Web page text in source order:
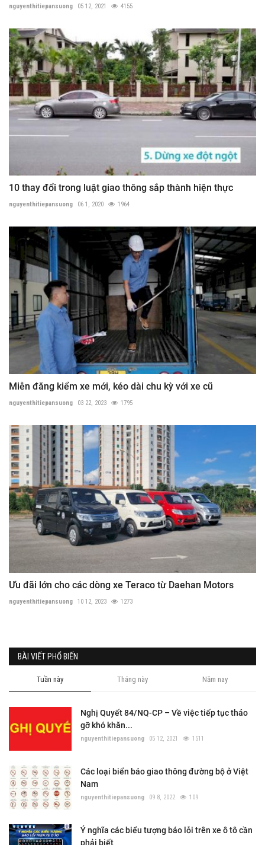
nguyenthitiepansuong 05 12, 2021 4155
10 thay đổi trong luật giao thông sắp thành hiện thực
nguyenthitiepansuong 06 1, 2020 1964
Miễn đăng kiểm xe mới, kéo dài chu kỳ với xe cũ
nguyenthitiepansuong 03 22, 2023 1795
Ưu đãi lớn cho các dòng xe Teraco từ Daehan Motors
nguyenthitiepansuong 10 12, 2023 1273
BÀI VIẾT PHỔ BIẾN
Tuần này Tháng này Năm nay
Nghị Quyết 84/NQ-CP – Về việc tiếp tục tháo
gỡ khó khăn...
nguyenthitiepansuong 05 12, 2021 1511
Các loại biển báo giao thông đường bộ ở Việt
Nam
nguyenthitiepansuong 09 8, 2022 109
Ý nghĩa các biểu tượng báo lỗi trên xe ô tô cần
phải biết